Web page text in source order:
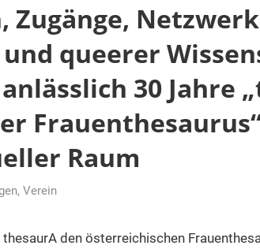
Zugänge,
queerer
30 Jahre
Raum
, Verein
den österreichischen